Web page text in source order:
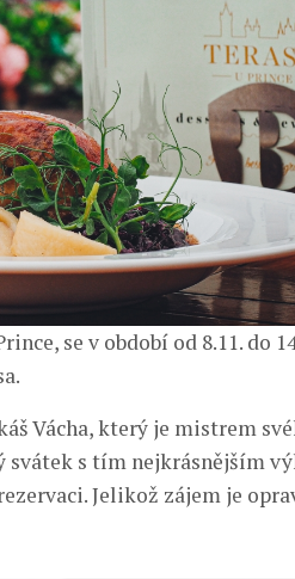
se v období od 8.11. do
Vácha, který je mistrem
s tím nejkrásnějším
Jelikož zájem je